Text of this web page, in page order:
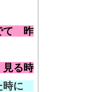
て 昨
る時
時に